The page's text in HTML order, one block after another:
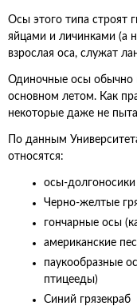
Осы этого типа строят
яйцами и личинками (а
взрослая оса, служат
Одиночные осы обычно
основном летом. Как
некоторые даже не
По данным
относятся:
осы-долгоносики
Черно-желтые
гончарные осы
американские
паукообразные
птицееды)
Синий грязекраб